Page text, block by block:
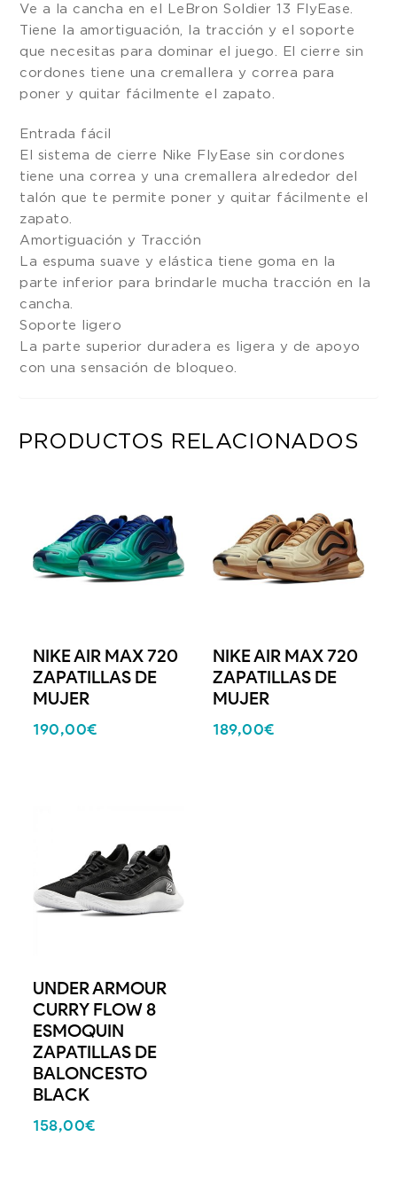
Ve a la cancha en el LeBron Soldier 13 FlyEase.
Tiene la amortiguación, la tracción y el soporte
que necesitas para dominar el juego. El cierre sin
cordones tiene una cremallera y correa para
poner y quitar fácilmente el zapato.
Entrada fácil
El sistema de cierre Nike FlyEase sin cordones
tiene una correa y una cremallera alrededor del
talón que te permite poner y quitar fácilmente el
zapato.
Amortiguación y Tracción
La espuma suave y elástica tiene goma en la
parte inferior para brindarle mucha tracción en la
cancha.
Soporte ligero
La parte superior duradera es ligera y de apoyo
con una sensación de bloqueo.
PRODUCTOS RELACIONADOS
NIKE AIR MAX 720
ZAPATILLAS DE
MUJER
190,00€
NIKE AIR MAX 720
ZAPATILLAS DE
MUJER
189,00€
UNDER ARMOUR
CURRY FLOW 8
ESMOQUIN
ZAPATILLAS DE
BALONCESTO
BLACK
158,00€